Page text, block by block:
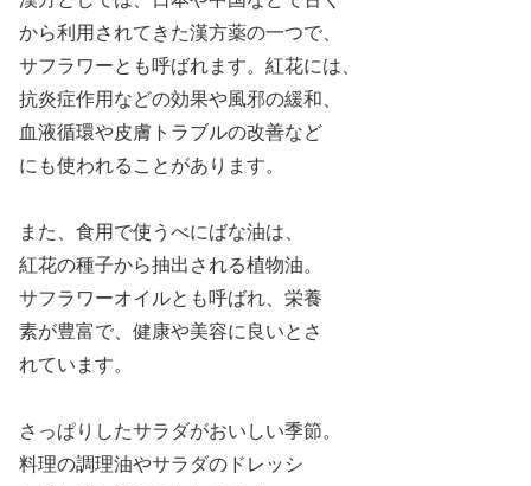
から利用されてきた漢方薬の一つで、
サフラワーとも呼ばれます。紅花には、
抗炎症作用などの効果や風邪の緩和、
血液循環や皮膚トラブルの改善など
にも使われることがあります。
また、食用で使うべにばな油は、
紅花の種子から抽出される植物油。
サフラワーオイルとも呼ばれ、栄養
素が豊富で、健康や美容に良いとさ
れています。
さっぱりしたサラダがおいしい季節。
料理の調理油やサラダのドレッシ